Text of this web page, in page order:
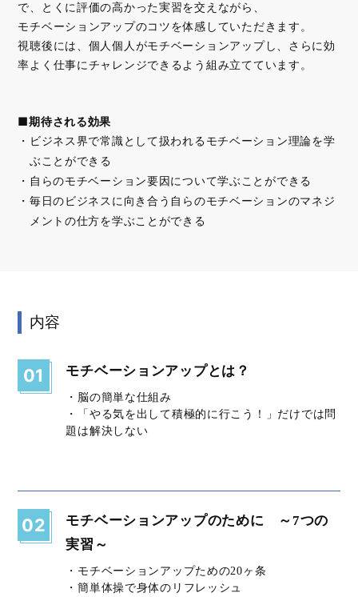
で、とくに評価の高かった実習を交えながら、
モチベーションアップのコツを体感していただきます。
視聴後には、個人個人がモチベーションアップし、さらに効
率よく仕事にチャレンジできるよう組み立てています。
■期待される効果
ビジネス界で常識として扱われるモチベーション理論を学
ぶことができる
自らのモチベーション要因について学ぶことができる
毎日のビジネスに向き合う自らのモチベーションのマネジ
メントの仕方を学ぶことができる
内容
01 モチベーションアップとは？
・脳の簡単な仕組み
・「やる気を出して積極的に行こう！」だけでは問
題は解決しない
02
モチベーションアップのために ～7つの
実習～
・モチベーションアップための20ヶ条
・簡単体操で身体のリフレッシュ